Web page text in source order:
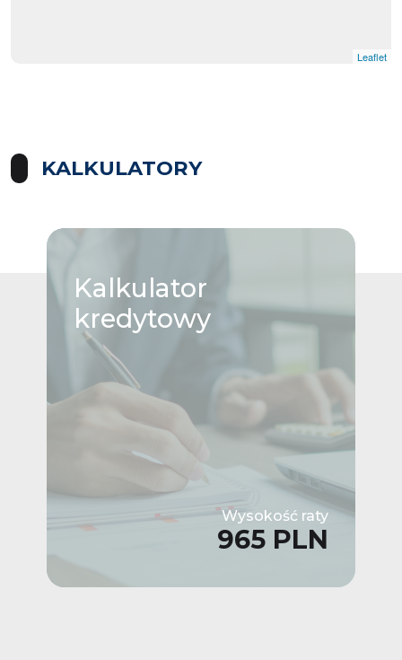
© OpenStreetMap contributors
KALKULATORY
Kalkulator
kredytowy
Wysokość raty
965 PLN